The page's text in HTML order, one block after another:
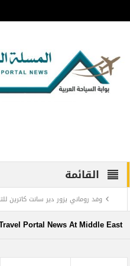
القائمة
وفد روماني يزور دير سانت كاترين
أثري
Portal News At Middle East